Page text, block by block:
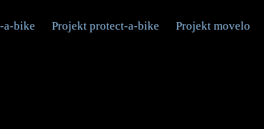
a-bike Projekt protect-a-bike Projekt movelo